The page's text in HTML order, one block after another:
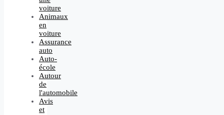
voiture
Animaux
en
voiture
Assurance
auto
Auto-
école
Autour
de
l'automobile
Avis
et